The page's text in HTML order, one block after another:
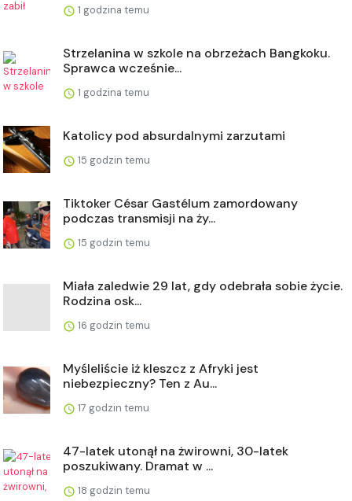
1 godzina temu
Strzelanina w szkole na obrzeżach Bangkoku.
Sprawca wcześnie...
1 godzina temu
Katolicy pod absurdalnymi zarzutami
15 godzin temu
Tiktoker César Gastélum zamordowany
podczas transmisji na ży...
15 godzin temu
Miała zaledwie 29 lat, gdy odebrała sobie życie.
Rodzina osk...
16 godzin temu
Myśleliście iż kleszcz z Afryki jest
niebezpieczny? Ten z Au...
17 godzin temu
47-latek utonął na żwirowni, 30-latek
poszukiwany. Dramat w ...
18 godzin temu